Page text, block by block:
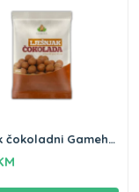
čokoladni Gameha